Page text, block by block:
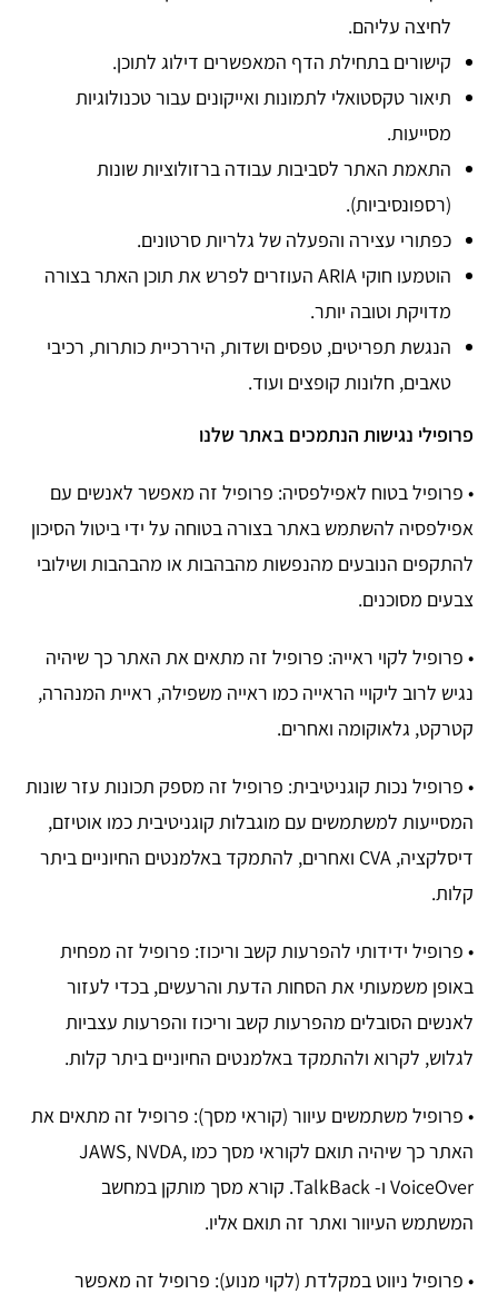
לחיצה עליהם.
קישורים בתחילת הדף המאפשרים דילוג לתוכן.
תיאור טקסטואלי לתמונות ואייקונים עבור טכנולוגיות
מסייעות.
התאמת האתר לסביבות עבודה ברזולוציות שונות
(רספונסיביות).
כפתורי עצירה והפעלה של גלריות סרטונים.
הוטמעו חוקי ARIA העוזרים לפרש את תוכן האתר בצורה
מדויקת וטובה יותר.
הנגשת תפריטים, טפסים ושדות, היררכיית כותרות, רכיבי
טאבים, חלונות קופצים ועוד.
פרופילי נגישות הנתמכים באתר שלנו
• פרופיל בטוח לאפילפסיה: פרופיל זה מאפשר לאנשים עם
אפילפסיה להשתמש באתר בצורה בטוחה על ידי ביטול הסיכון
להתקפים הנובעים מהנפשות מהבהבות או מהבהבות ושילובי
צבעים מסוכנים.
• פרופיל לקוי ראייה: פרופיל זה מתאים את האתר כך שיהיה
נגיש לרוב ליקויי הראייה כמו ראייה משפילה, ראיית המנהרה,
קטרקט, גלאוקומה ואחרים.
• פרופיל נכות קוגניטיבית: פרופיל זה מספק תכונות עזר שונות
המסייעות למשתמשים עם מוגבלות קוגניטיבית כמו אוטיזם,
דיסלקציה, CVA ואחרים, להתמקד באלמנטים החיוניים ביתר
קלות.
• פרופיל ידידותי להפרעות קשב וריכוז: פרופיל זה מפחית
באופן משמעותי את הסחות הדעת והרעשים, בכדי לעזור
לאנשים הסובלים מהפרעות קשב וריכוז והפרעות עצביות
לגלוש, לקרוא ולהתמקד באלמנטים החיוניים ביתר קלות.
• פרופיל משתמשים עיוור (קוראי מסך): פרופיל זה מתאים את
האתר כך שיהיה תואם לקוראי מסך כמו JAWS, NVDA,
VoiceOver ו- TalkBack. קורא מסך מותקן במחשב
המשתמש העיוור ואתר זה תואם אליו.
• פרופיל ניווט במקלדת (לקוי מנוע): פרופיל זה מאפשר